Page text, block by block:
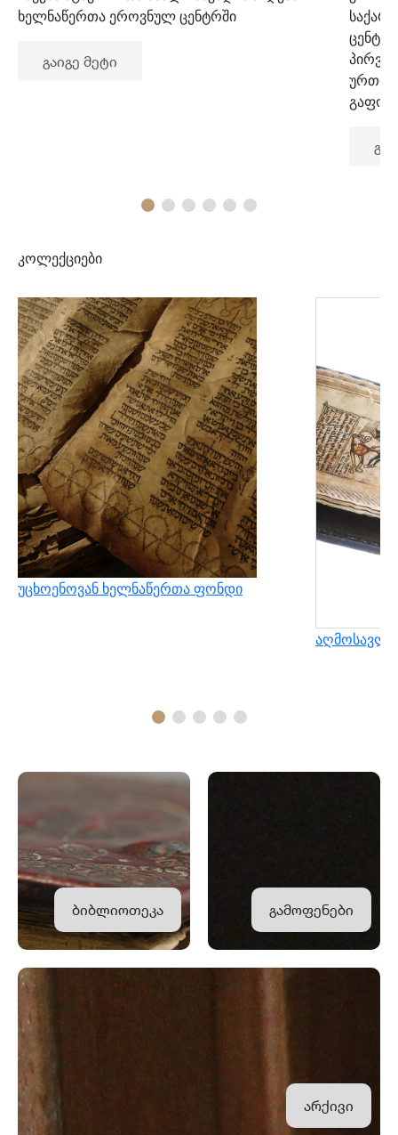
ხელნაწერთა ეროვნულ ცენტრში
გაიგე მეტი
კოლექციები
უცხოენოვან ხელნაწერთა ფონდი
ბიბლიოთეკა გამოფენები
არქივი